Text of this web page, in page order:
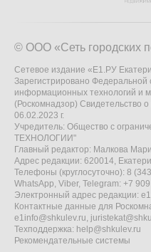
© ООО «Сеть городских
Сетевое издание «Е1.РУ
Зарегистрировано Федеральной
информационных технологий и
(Роскомнадзор) Свидетельство
06.02.2023 г.
Учредитель: Общество с
ТЕХНОЛОГИИ"
Главный редактор: Малкова
Адрес редакции: 620014,
Телефоны (круглосуточно): 8
WhatsApp, Viber, Telegram: +7
Электронный адрес редакции:
Контактные данные для
e1info@shkulev.ru,
Техподдержка: help@shkulev.ru
Рекомендательные системы